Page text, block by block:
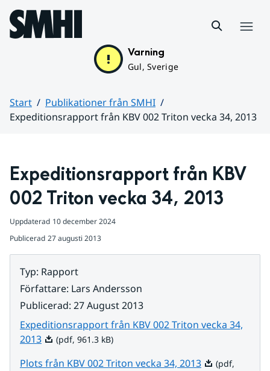
Hoppa till sidans innehåll
Varning
Gul, Sverige
Start
Publikationer från SMHI
Expeditionsrapport från KBV 002 Triton vecka 34, 2013
Expeditionsrapport från KBV
002 Triton vecka 34, 2013
Uppdaterad 10 december 2024
Publicerad 27 augusti 2013
Typ: Rapport
Författare: Lars Andersson
Publicerad: 27 August 2013
Expeditionsrapport från KBV 002 Triton vecka 34,
2013Pdf, 961.3 kB.
(pdf, 961.3 kB)
Plots från KBV 002 Triton vecka 34, 2013Pdf, 650.7 kB.
(pdf,